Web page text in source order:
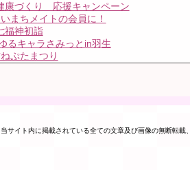
づくり 応援キャンペーン
まちメイトの会員に！
神初詣
キャラさみっとin羽生
ぷたまつり
当サイト内に掲載されている全ての文章及び画像の無断転